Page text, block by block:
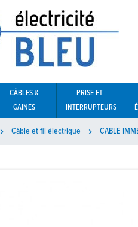
CÂBLES &
GAINES
PRISE ET
INTERRUPTEURS
 Câble et fil électrique  CABLE